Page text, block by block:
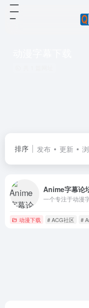
排序 发布 更新
Anime字幕论
一个专注于动漫
动漫下载 # ACG社区 #